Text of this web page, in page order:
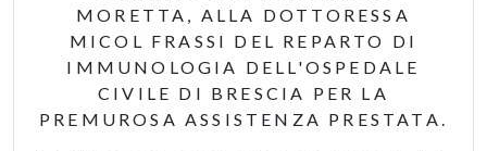
MORETTA, ALLA DOTTORESSA
MICOL FRASSI DEL REPARTO DI
IMMUNOLOGIA DELL'OSPEDALE
CIVILE DI BRESCIA PER LA
PREMUROSA ASSISTENZA PRESTATA.